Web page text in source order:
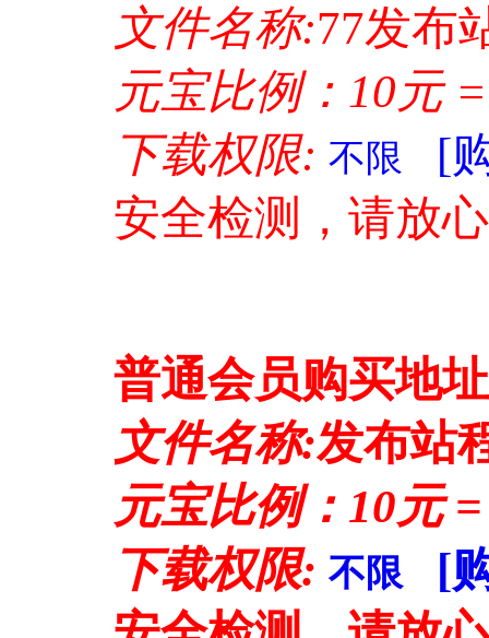
文件名称:77发布
元宝比例：10元
下载权限: 不限
[
安全检测，请放
普通会员购买地
文件名称:发布站
元宝比例：10元
下载权限: 不限
[